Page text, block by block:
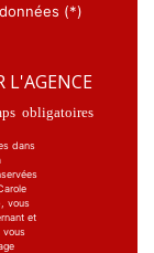
données (*)
L'AGENCE
obligatoires
dans
vous
et
vous